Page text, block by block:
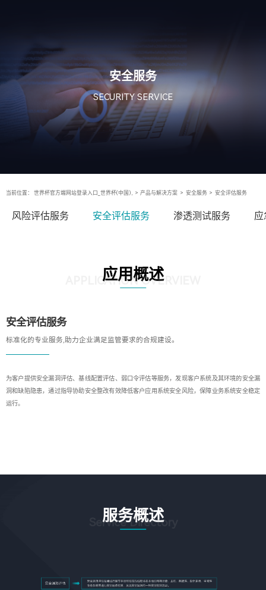
安全服务
SECURITY SERVICE
当前位置： 世界杯官方端网站登录入口_世界杯(中国), > 产品与解决方案 > 安全服务 > 安全评估服务
风险评估服务 安全评估服务 渗透测试服务
应用概述
APPLICATION OVERVIEW
安全评估服务
标准化的专业服务,助力企业满足监管要求的合规建设。
为客户提供安全漏洞评估、基线配置评估、弱口令评估等服务，发现客户系统及其环境的安全漏
洞和缺陷隐患，通过指导协助安全整改有效降低客户应用系统安全风险，保障业务系统安全稳定
运行。
服务概述
Service Directory